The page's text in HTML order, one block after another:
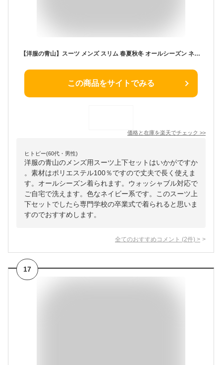
【洋服の青山】スーツ メンズ スリム 春夏秋冬 オールシーズン ネイビー 紺 無地 シングル 2ボタン ノータック 大きいサイズ 洗える ウォッシャブル ビジネス 就活 リクルート インターン フォーマル 成人式 入学式 卒業式 メンズスーツ 紳士服 スマート 上下 大学生 男性
この商品をサイトでみる
価格と在庫を楽天でチェック >>
ヒトピー(60代・男性)
洋服の青山のメンズ用スーツ上下セットはいかがですか
。素材はポリエステル100％ですので丈夫で長く使えま
す。オールシーズン着られます。ウォッシャブル対応で
ご自宅で洗えます。色なネイビー系です。このスーツ上
下セットでしたら専門学校の卒業式で着られると思いま
すのでおすすめします。
全てのおすすめコメント (2件) >
17